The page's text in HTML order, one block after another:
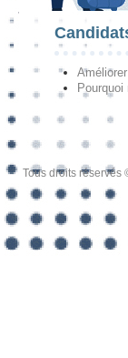
Tous droits réservés